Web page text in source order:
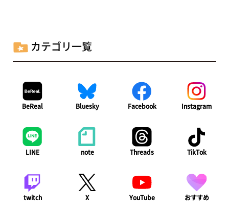
カテゴリ一覧
BeReal Bluesky Facebook Instagram
LINE note Threads TikTok
twitch X YouTube おすすめ